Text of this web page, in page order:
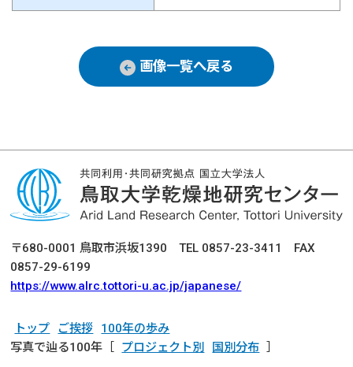
画像一覧へ戻る
〒680-0001 鳥取市浜坂1390 TEL 0857-23-3411 FAX
0857-29-6199
https://www.alrc.tottori-u.ac.jp/japanese/
トップ ご挨拶
100年の歩み
写真で辿る100年［
プロジェクト別 国別分布